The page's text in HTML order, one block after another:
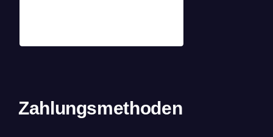
Zahlungsmethoden